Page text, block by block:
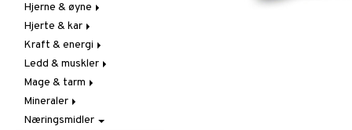
Øvrige
Sex & lyst
Skjelett
Urinveier
Prostata
Sex & lyst
Forebyggende &
lindrende
Hostedempende
Hvitløk
Øre, nese & hals
Øvrige
Virushemmende
Hår
Kosttilskudd
Sol & pigment
Hjerne & øyne
Fettsyrer
Hukommelse
Øyne
Hjerte & kar
Ginkgo biloba
Karstyrkende
Kolesterolsenkende
Marine fettsyrer
Veg. fettsyrer
Kraft & energi
Ginseng
Øvrige
Prestasjon
Q-10
Ledd & muskler
Kosttilskudd
Utvortes
Mage & tarm
Drikker
Fibre
Mineraler
Jern
Næringsmidler